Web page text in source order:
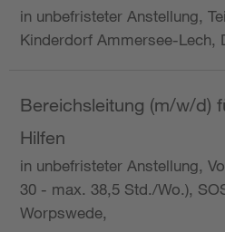
in unbefristeter Anstellung,
Kinderdorf Ammersee-Lech,
Bereichsleitung (m/w/d)
Hilfen
in unbefristeter Anstellung,
30 - max. 38,5 Std./Wo.),
Worpswede,